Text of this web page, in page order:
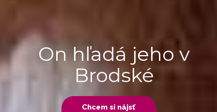
Chcem si nájsť
On hľadá jeho v
Brodské